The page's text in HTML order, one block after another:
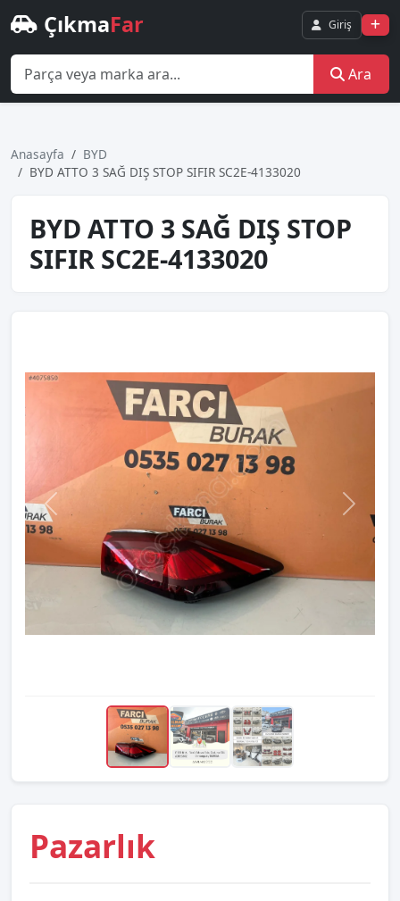
ÇıkmaFar Giriş
Ara
Anasayfa
BYD
BYD ATTO 3 SAĞ DIŞ STOP SIFIR SC2E-4133020
BYD ATTO 3 SAĞ DIŞ STOP
SIFIR SC2E-4133020
Pazarlık